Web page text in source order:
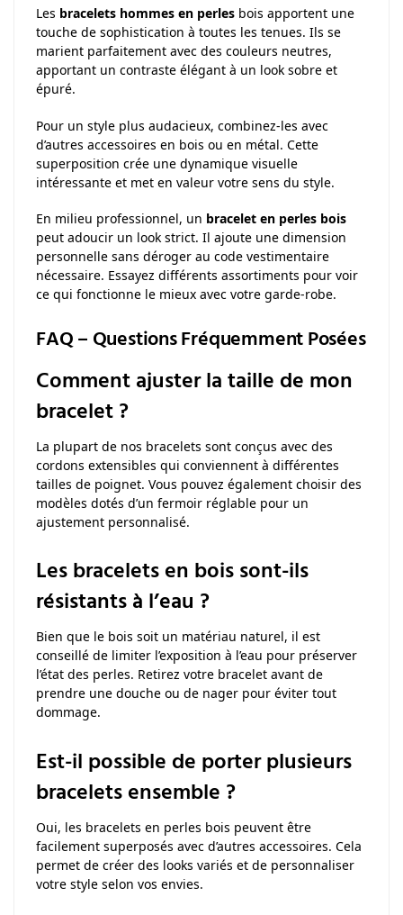
Les bracelets hommes en perles bois apportent une
touche de sophistication à toutes les tenues. Ils se
marient parfaitement avec des couleurs neutres,
apportant un contraste élégant à un look sobre et
épuré.
Pour un style plus audacieux, combinez-les avec
d’autres accessoires en bois ou en métal. Cette
superposition crée une dynamique visuelle
intéressante et met en valeur votre sens du style.
En milieu professionnel, un bracelet en perles bois
peut adoucir un look strict. Il ajoute une dimension
personnelle sans déroger au code vestimentaire
nécessaire. Essayez différents assortiments pour voir
ce qui fonctionne le mieux avec votre garde-robe.
FAQ – Questions Fréquemment Posées
Comment ajuster la taille de mon
bracelet ?
La plupart de nos bracelets sont conçus avec des
cordons extensibles qui conviennent à différentes
tailles de poignet. Vous pouvez également choisir des
modèles dotés d’un fermoir réglable pour un
ajustement personnalisé.
Les bracelets en bois sont-ils
résistants à l’eau ?
Bien que le bois soit un matériau naturel, il est
conseillé de limiter l’exposition à l’eau pour préserver
l’état des perles. Retirez votre bracelet avant de
prendre une douche ou de nager pour éviter tout
dommage.
Est-il possible de porter plusieurs
bracelets ensemble ?
Oui, les bracelets en perles bois peuvent être
facilement superposés avec d’autres accessoires. Cela
permet de créer des looks variés et de personnaliser
votre style selon vos envies.